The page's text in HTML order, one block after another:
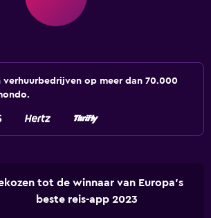
verhuurbedrijven op meer dan 70.000
tot de winnaar van Europa's
beste reis-app 2023